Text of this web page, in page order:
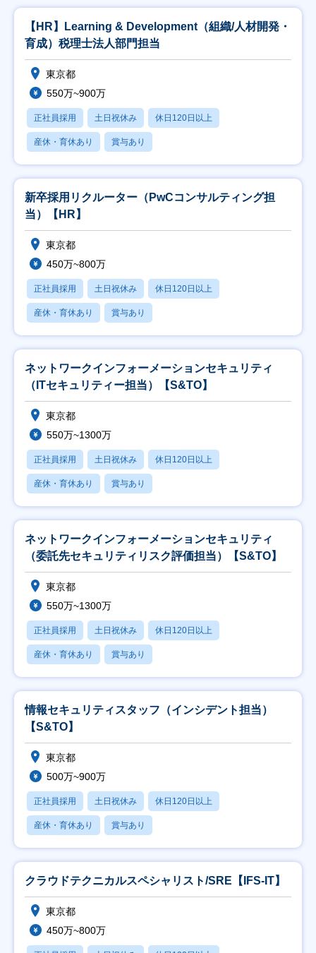
【HR】Learning & Development（組織/人材開発・
育成）税理士法人部門担当
東京都
550万~900万
正社員採用 土日祝休み 休日120日以上
産休・育休あり 賞与あり
新卒採用リクルーター（PwCコンサルティング担
当）【HR】
東京都
450万~800万
正社員採用 土日祝休み 休日120日以上
産休・育休あり 賞与あり
ネットワークインフォーメーションセキュリティ
（ITセキュリティー担当）【S&TO】
東京都
550万~1300万
正社員採用 土日祝休み 休日120日以上
産休・育休あり 賞与あり
ネットワークインフォーメーションセキュリティ
（委託先セキュリティリスク評価担当）【S&TO】
東京都
550万~1300万
正社員採用 土日祝休み 休日120日以上
産休・育休あり 賞与あり
情報セキュリティスタッフ（インシデント担当）
【S&TO】
東京都
500万~900万
正社員採用 土日祝休み 休日120日以上
産休・育休あり 賞与あり
クラウドテクニカルスペシャリスト/SRE【IFS-IT】
東京都
450万~800万